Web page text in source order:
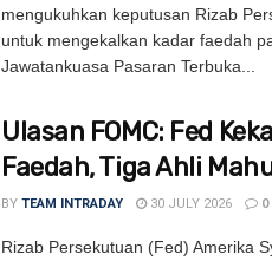
mengukuhkan keputusan Rizab
untuk mengekalkan kadar faedah
Jawatankuasa Pasaran Terbuka...
Ulasan FOMC: Fed
Faedah, Tiga Ahli
BY TEAM INTRADAY 30 JULY 2026 0
Rizab Persekutuan (Fed) Amerika